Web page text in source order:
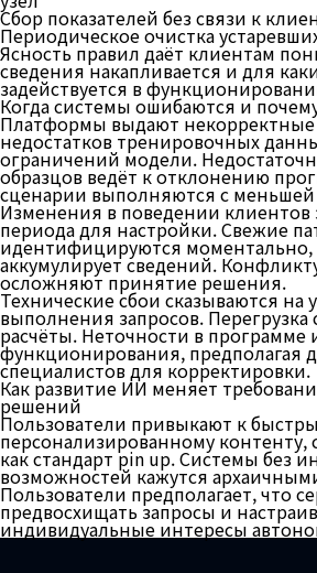
Сбор показателей без связи к
Периодическое очистка
Ясность правил даёт клиентам
сведения накапливается и для
задействуется в
Когда системы ошибаются и
Платформы выдают некорректные
недостатков тренировочных
ограничений модели.
образцов ведёт к отклонению
сценарии выполняются с
Изменения в поведении клиентов
периода для настройки. Свежие
идентифицируются моментально,
аккумулирует сведений.
осложняют принятие решения.
Технические сбои сказываются на
выполнения запросов. Перегрузка
расчёты. Неточности в программе
функционирования, предполагая
специалистов для корректировки.
Как развитие ИИ меняет
решений
Пользователи привыкают к
персонализированному контенту,
как стандарт pin up. Системы без
возможностей кажутся
Пользователи предполагает, что
предвосхищать запросы и
индивидуальные интересы